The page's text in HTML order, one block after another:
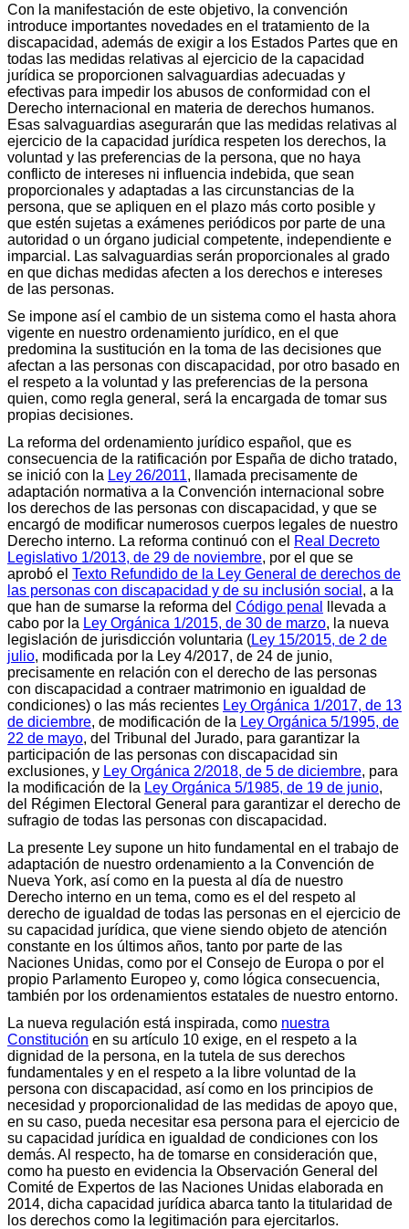
Con la manifestación de este objetivo, la convención
introduce importantes novedades en el tratamiento de la
discapacidad, además de exigir a los Estados Partes que en
todas las medidas relativas al ejercicio de la capacidad
jurídica se proporcionen salvaguardias adecuadas y
efectivas para impedir los abusos de conformidad con el
Derecho internacional en materia de derechos humanos.
Esas salvaguardias asegurarán que las medidas relativas al
ejercicio de la capacidad jurídica respeten los derechos, la
voluntad y las preferencias de la persona, que no haya
conflicto de intereses ni influencia indebida, que sean
proporcionales y adaptadas a las circunstancias de la
persona, que se apliquen en el plazo más corto posible y
que estén sujetas a exámenes periódicos por parte de una
autoridad o un órgano judicial competente, independiente e
imparcial. Las salvaguardias serán proporcionales al grado
en que dichas medidas afecten a los derechos e intereses
de las personas.
Se impone así el cambio de un sistema como el hasta ahora
vigente en nuestro ordenamiento jurídico, en el que
predomina la sustitución en la toma de las decisiones que
afectan a las personas con discapacidad, por otro basado en
el respeto a la voluntad y las preferencias de la persona
quien, como regla general, será la encargada de tomar sus
propias decisiones.
La reforma del ordenamiento jurídico español, que es
consecuencia de la ratificación por España de dicho tratado,
se inició con la Ley 26/2011, llamada precisamente de
adaptación normativa a la Convención internacional sobre
los derechos de las personas con discapacidad, y que se
encargó de modificar numerosos cuerpos legales de nuestro
Derecho interno. La reforma continuó con el Real Decreto
Legislativo 1/2013, de 29 de noviembre, por el que se
aprobó el Texto Refundido de la Ley General de derechos de
las personas con discapacidad y de su inclusión social , a la
que han de sumarse la reforma del Código penal
llevada a
cabo por la Ley Orgánica 1/2015, de 30 de marzo, la nueva
legislación de jurisdicción voluntaria (Ley 15/2015, de 2 de
julio, modificada por la Ley 4/2017, de 24 de junio,
precisamente en relación con el derecho de las personas
con discapacidad a contraer matrimonio en igualdad de
condiciones) o las más recientes Ley Orgánica 1/2017, de 13
de diciembre, de modificación de la Ley Orgánica 5/1995, de
22 de mayo, del Tribunal del Jurado, para garantizar la
participación de las personas con discapacidad sin
exclusiones, y Ley Orgánica 2/2018, de 5 de diciembre, para
la modificación de la Ley Orgánica 5/1985, de 19 de junio,
del Régimen Electoral General para garantizar el derecho de
sufragio de todas las personas con discapacidad.
La presente Ley supone un hito fundamental en el trabajo de
adaptación de nuestro ordenamiento a la Convención de
Nueva York, así como en la puesta al día de nuestro
Derecho interno en un tema, como es el del respeto al
derecho de igualdad de todas las personas en el ejercicio de
su capacidad jurídica, que viene siendo objeto de atención
constante en los últimos años, tanto por parte de las
Naciones Unidas, como por el Consejo de Europa o por el
propio Parlamento Europeo y, como lógica consecuencia,
también por los ordenamientos estatales de nuestro entorno.
La nueva regulación está inspirada, como nuestra
Constitución en su artículo 10 exige, en el respeto a la
dignidad de la persona, en la tutela de sus derechos
fundamentales y en el respeto a la libre voluntad de la
persona con discapacidad, así como en los principios de
necesidad y proporcionalidad de las medidas de apoyo que,
en su caso, pueda necesitar esa persona para el ejercicio de
su capacidad jurídica en igualdad de condiciones con los
demás. Al respecto, ha de tomarse en consideración que,
como ha puesto en evidencia la Observación General del
Comité de Expertos de las Naciones Unidas elaborada en
2014, dicha capacidad jurídica abarca tanto la titularidad de
los derechos como la legitimación para ejercitarlos.